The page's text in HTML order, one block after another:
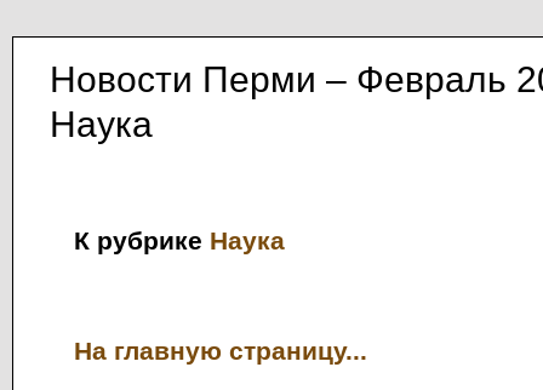
Новости Перми – Февраль
Наука
К рубрике Наука
На главную страницу...